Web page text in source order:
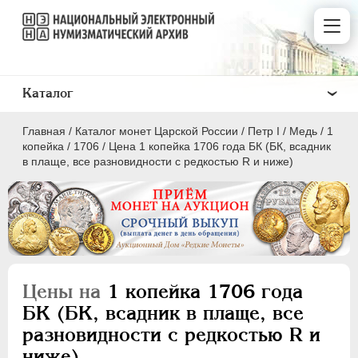
Главная / Каталог монет Царской России / Пeтр I / Медь / 1
копейка / 1706 / Цена 1 копейка 1706 года БК (БК, всадник
в плаще, все разновидности с редкостью R и ниже)
Цены на 1 копейка 1706 года
БК (БК, всадник в плаще, все
разновидности с редкостью R и
Каталог
ПEТР I 1699 - 1725
Серебро
Медь
5 копеек